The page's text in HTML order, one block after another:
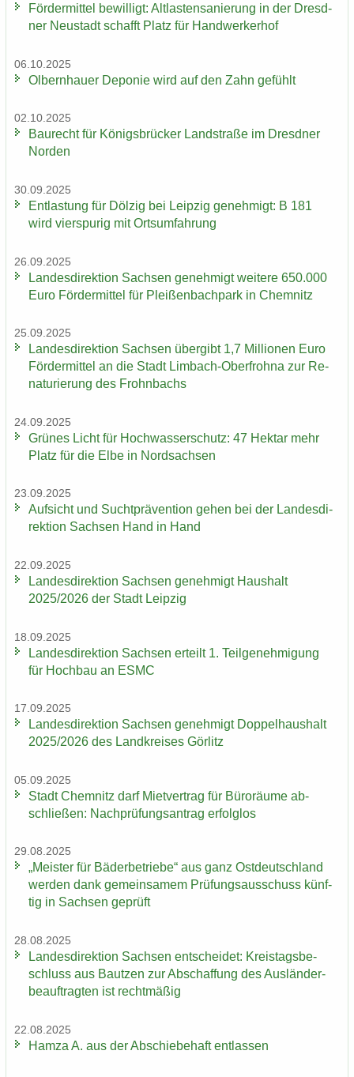
För­der­mit­tel be­wil­ligt: Alt­las­ten­sa­nie­rung in der Dresd­
ner Neu­stadt schafft Platz für Hand­wer­ker­hof
06.10.2025
Ol­bern­hau­er De­po­nie wird auf den Zahn ge­fühlt
02.10.2025
Bau­recht für Kö­nigs­brü­cker Land­stra­ße im Dresd­ner
Nor­den
30.09.2025
Ent­las­tung für Döl­zig bei Leip­zig ge­neh­migt: B 181
wird vier­spu­rig mit Orts­um­fah­rung
26.09.2025
Lan­des­di­rek­ti­on Sach­sen ge­neh­migt wei­te­re 650.000
Euro För­der­mit­tel für Plei­ßen­bach­park in Chem­nitz
25.09.2025
Lan­des­di­rek­ti­on Sach­sen über­gibt 1,7 Mil­lio­nen Euro
För­der­mit­tel an die Stadt Limbach-​Oberfrohna zur Re­
na­tu­rie­rung des Frohn­bachs
24.09.2025
Grü­nes Licht für Hoch­was­ser­schutz: 47 Hekt­ar mehr
Platz für die Elbe in Nord­sach­sen
23.09.2025
Auf­sicht und Sucht­prä­ven­ti­on gehen bei der Lan­des­di­
rek­ti­on Sach­sen Hand in Hand
22.09.2025
Lan­des­di­rek­ti­on Sach­sen ge­neh­migt Haus­halt
2025/2026 der Stadt Leip­zig
18.09.2025
Lan­des­di­rek­ti­on Sach­sen er­teilt 1. Teil­ge­neh­mi­gung
für Hoch­bau an ESMC
17.09.2025
Lan­des­di­rek­ti­on Sach­sen ge­neh­migt Dop­pel­haus­halt
2025/2026 des Land­krei­ses Gör­litz
05.09.2025
Stadt Chem­nitz darf Miet­ver­trag für Bü­ro­räu­me ab­
schlie­ßen: Nach­prü­fungs­an­trag er­folg­los
29.08.2025
„Meis­ter für Bä­der­be­trie­be“ aus ganz Ost­deutsch­land
wer­den dank ge­mein­sa­mem Prü­fungs­aus­schuss künf­
tig in Sach­sen ge­prüft
28.08.2025
Lan­des­di­rek­ti­on Sach­sen ent­schei­det: Kreis­tags­be­
schluss aus Baut­zen zur Ab­schaf­fung des Aus­län­der­
be­auf­trag­ten ist recht­mä­ßig
22.08.2025
Hamza A. aus der Ab­schie­be­haft ent­las­sen